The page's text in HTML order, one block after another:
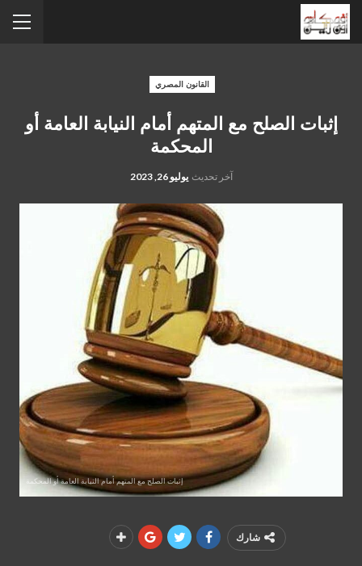
القانون المصري
إثبات الصلح مع المتهم أمام النيابة العامة أو
المحكمة
آخر تحديث يوليو 26, 2023
إثبات الصلح مع المتهم أمام النيابة العامة أو المحكمة
شارك